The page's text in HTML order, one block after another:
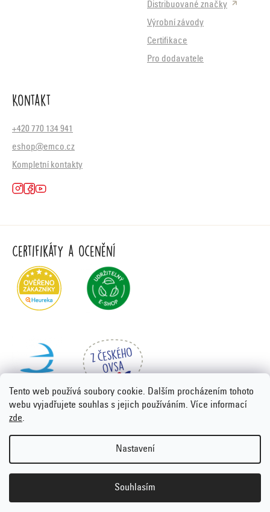
Tento web používá soubory cookie. Dalším procházením tohoto
webu vyjadřujete souhlas s jejich používáním. Více informací
zde.
Nastavení
Souhlasím
Distribuované značky
Výrobní závody
Certifikace
Pro dodavatele
Kontakt
+420 770 134 941
eshop@emco.cz
Kompletní kontakty
Certifikáty a ocenění
Vytvořil Shoptet Premium
nastavení cookies